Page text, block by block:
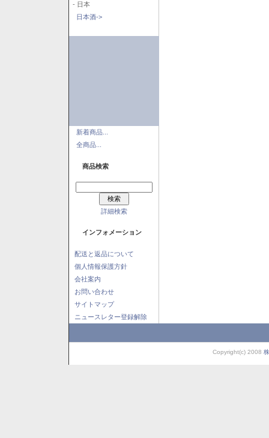
- 日本
日本酒->
新着商品...
全商品...
商品検索
詳細検索
インフォメーション
配送と返品について
個人情報保護方針
会社案内
お問い合わせ
サイトマップ
ニュースレター登録解除
Copyright(c) 2008